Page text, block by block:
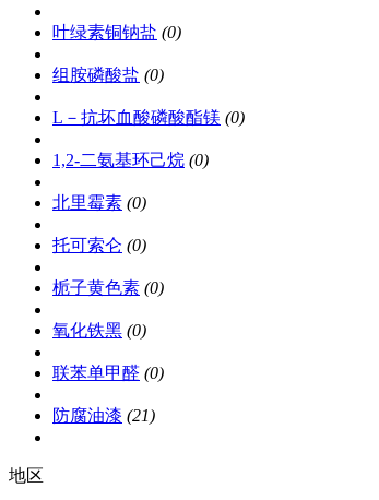
叶绿素铜钠盐 (0)
组胺磷酸盐 (0)
L－抗坏血酸磷酸酯镁 (0)
1,2-二氨基环己烷 (0)
北里霉素 (0)
托可索仑 (0)
栀子黄色素 (0)
氧化铁黑 (0)
联苯单甲醛 (0)
防腐油漆 (21)
地区